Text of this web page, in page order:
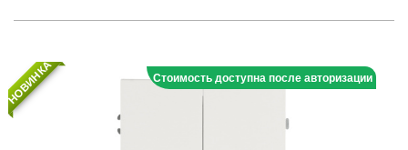
НОВИНКА Стоимость доступна после авторизации